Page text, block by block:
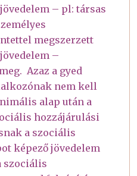
– pl: társas
megszerzett
–
Azaz a gyed
nem kell
alap után a
hozzájárulási
a szociális
képező jövedelem
szociális